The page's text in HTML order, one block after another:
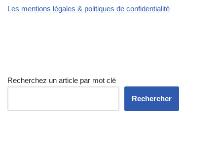
Les mentions légales & politiques de confidentialité
Recherchez un article par mot clé
Rechercher